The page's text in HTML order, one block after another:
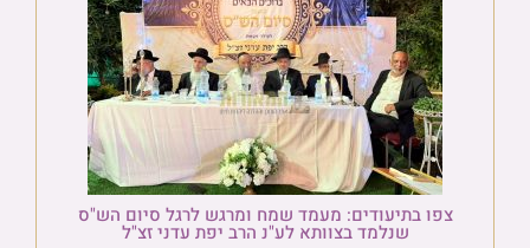
צפו בתיעודים: מעמד שמח ומרגש לרגל סיום הש"ס
שנלמד בצוותא לע"נ הרב יפת עדני זצ"ל